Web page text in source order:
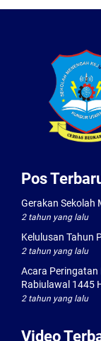
Pos
Gerakan Sekolah
2 tahun yang lalu
Kelulusan Tahun
2 tahun yang lalu
Acara
Rabiulawal 1445
2 tahun yang lalu
Video